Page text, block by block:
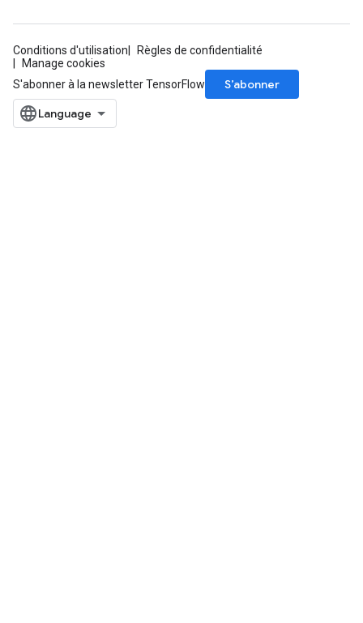
Conditions d'utilisation
Règles de confidentialité
Manage cookies
S'abonner à la newsletter TensorFlow
S’abonner